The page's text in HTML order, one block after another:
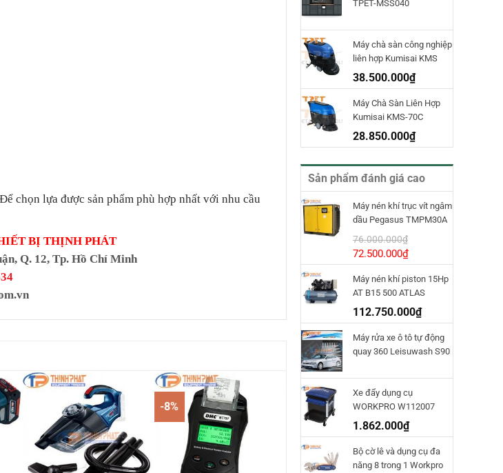
TPET-MSS040
Máy chà sàn công nghiệp
liên hợp Kumisai KMS
70D
38.500.000₫
Máy Chà Sàn Liên Hợp
Kumisai KMS-70C
28.850.000₫
Sản phẩm đánh giá cao
Máy nén khí trục vít ngâm
dầu Pegasus TMPM30A
INVT
76.000.000₫
Giá
gốc
là:
76.000.000₫.
72.500.000₫Giá
hiện
tại
là:
72.500.000₫.
Máy nén khí piston 15Hp
AT B15 500 ATLAS
COPCO
112.750.000₫
Máy rửa xe ô tô tự động
quay 360 Leisuwash S90
Xe đẩy dụng cụ
WORKPRO W112007
1.862.000₫
Bộ cờ lê và dụng cụ đa
năng 8 trong 1 Workpro
Để chọn lựa được sản phẩm phù hợp nhất với nhu cầu
BỊ THỊNH PHÁT
Q. 12, Tp. Hồ Chí Minh
-8%